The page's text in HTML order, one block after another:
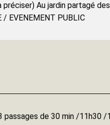
préciser) Au jardin partagé
/ EVENEMENT PUBLIC
passages de 30 min /11h30